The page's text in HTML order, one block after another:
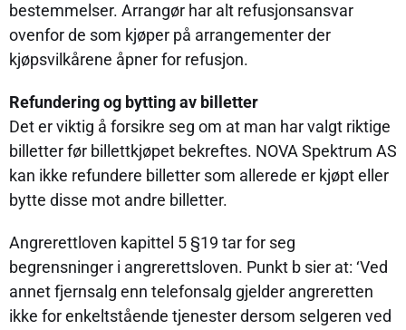
bestemmelser. Arrangør har alt refusjonsansvar
ovenfor de som kjøper på arrangementer der
kjøpsvilkårene åpner for refusjon.
Refundering og bytting av billetter
Det er viktig å forsikre seg om at man har valgt riktige
billetter før billettkjøpet bekreftes. NOVA Spektrum AS
kan ikke refundere billetter som allerede er kjøpt eller
bytte disse mot andre billetter.
Angrerettloven kapittel 5 §19 tar for seg
begrensninger i angrerettsloven. Punkt b sier at: ‘Ved
annet fjernsalg enn telefonsalg gjelder angreretten
ikke for enkeltstående tjenester dersom selgeren ved